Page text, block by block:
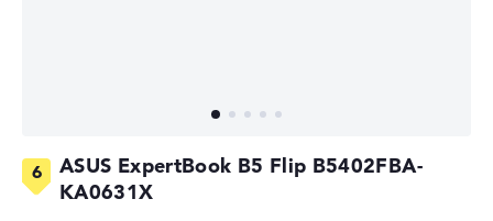
ASUS ExpertBook B5 Flip B5402FBA-
KA0631X